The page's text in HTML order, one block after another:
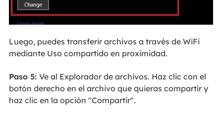
Luego, puedes transferir archivos a través de WiFi
mediante Uso compartido en proximidad.
Paso 5: Ve al Explorador de archivos. Haz clic con el
botón derecho en el archivo que quieras compartir y
haz clic en la opción "Compartir".